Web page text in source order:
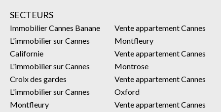
SECTEURS
Immobilier Cannes Banane
L'immobilier sur Cannes
Californie
L'immobilier sur Cannes
Croix des gardes
L'immobilier sur Cannes
Montfleury
Vente appartement Cannes
Montfleury
Vente appartement Cannes
Montrose
Vente appartement Cannes
Oxford
Vente appartement Cannes